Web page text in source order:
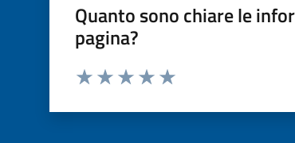
Quanto sono chiare le
pagina?
Valuta da 1 a 5 stelle la pagina